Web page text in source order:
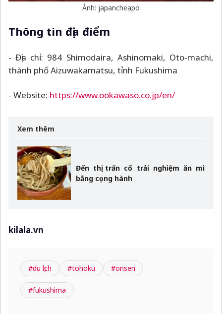
Ảnh: japancheapo
Thông tin địa điểm
- Địa chỉ: 984 Shimodaira, Ashinomaki, Oto-machi,
thành phố Aizuwakamatsu, tỉnh Fukushima
- Website: https://www.ookawaso.co.jp/en/
Xem thêm
Đến thị trấn cổ trải nghiệm ăn mì
bằng cọng hành
kilala.vn
#du lịch #tohoku #onsen
#fukushima